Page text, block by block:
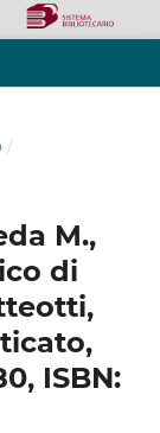
/
M.,
di
ISBN: